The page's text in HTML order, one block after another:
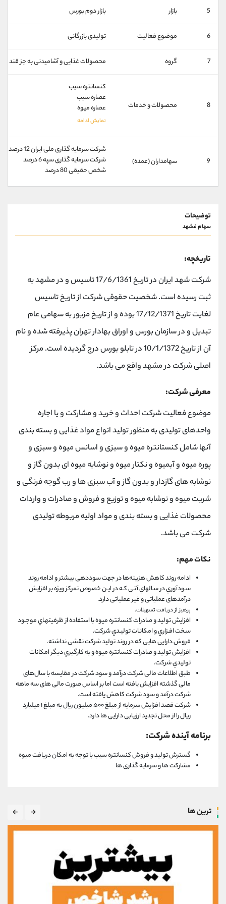
5 بازار بازار دوم بورس
6 موضوع فعالیت تولیدی بازرگانی
7 گروه محصولات غذايی و آشاميدنی به جز قند و
8 محصولات و خدمات
کنسانتره سيب
عصاره سیب
عصاره ميوه
9 سهامداران (عمده)
شركت سرمايه گذاری ملی ايران 12 درصد
شركت سرمايه گذاری سپه 6 درصد
شخص حقیقی 80 درصد
توضیحات
سهام غشهد
تاریخچه:
شرکت شهد ایران در تاریخ 17/6/1361 تاسیس و در مشهد به
ثبت رسیده است. شخصیت حقوقی شرکت از تاریخ تاسیس
لغایت تاریخ 17/12/1371 بوده و از تاریخ مزبور به سهامی عام
تبدیل و در سازمان بورس و اوراق بهادار تهران پذیرفته شده و نام
آن از تاریخ 10/1/1372 در تابلو بورس درج گردیده است. مرکز
اصلی شرکت در مشهد واقع می باشد.
معرفی شرکت:
موضوع فعالیت شرکت احداث و خرید و مشارکت و یا اجاره
واحدهای تولیدی به منظور تولید انواع مواد غذایی و بسته بندی
آنها شامل کنستانتره میوه و سبزی و اسانس میوه و سبزی و
پوره میوه و آبمیوه و نکتار میوه و نوشابه میوه ای بدون گاز و
نوشابه های گازدار و بدون گاز و آب سبزی ها و رب گوجه فرنگی و
شربت میوه و نوشابه میوه و توزیع و فروش و صادرات و واردات
محصولات غذایی و بسته بندی و مواد اولیه مربوطه تولیدی
شرکت می باشد.
نکات مهم:
ادامه روند کاهش هزینه‌ها در جهت سوددهی بیشتر و ادامه روند
سـودآوري در سـالهاي آتـی کـه در ایـن خصوص تمرکز ویژه بر افزایش
درآمدهای عملیاتی و غیر عملیاتی دارد.
پرهیز از دریافت تسهیلات.
افزایش تولید و صادرات کنسانتره میوه با استفاده از ظرفیتهـاي موجـود
سـخت افـزاري و امکانـات تولیـدي شرکت.
فروش دارایی هایی که در روند تولید شرکت نقشی نداشته.
افزایش تولید و صادرات کنسانتره میوه و به کارگیري دیگر امکانات
تولیدي شرکت.
طبق اطلاعات مالی شرکت درآمد و سود شرکت در مقایسه با سال‌های
مالی گذشته افزایش یافته است اما بر اساس صورت مالی های سه ماهه
شرکت درآمد و سود شرکت کاهش یافته است.
شرکت قصد افزایش سرمایه از مبلغ ۵۰۰ میلیون ریال به مبلغ ۱ میلیارد
ریال را از محل تجدید ارزیابی دارایی ها دارد‌.
برنامه آینده شرکت:
گسترش تولید و فروش کنسانتره سیب با توجه به امکان دریافت میوه
مشارکت ها و سرمایه گذاری ها
ترین ها